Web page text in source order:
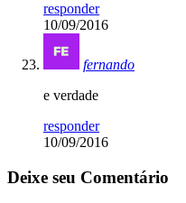
responder
10/09/2016
fernando
e verdade
responder
10/09/2016
Deixe seu Comentário